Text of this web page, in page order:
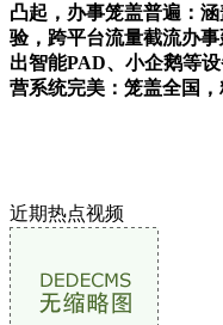
凸起，办事笼盖普遍：
验，跨平台流量截流办
出智能PAD、小企鹅等
营系统完美：笼盖全国
近期热点视频